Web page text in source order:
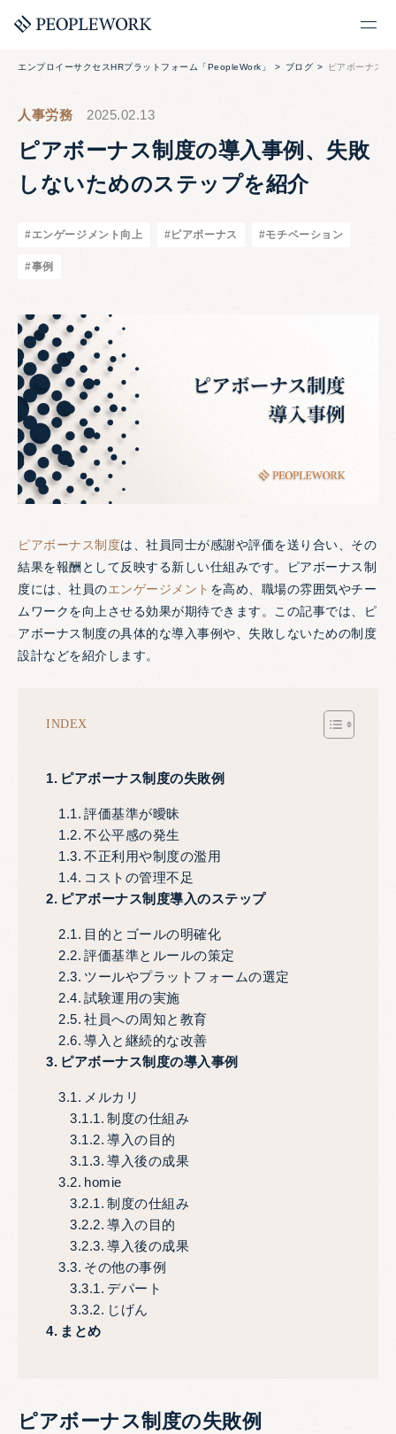
エンプロイーサクセスHRプラットフォーム「PeopleWork」 ブログ ピアボーナス
人事労務 2025.02.13
ピアボーナス制度の導入事例、失敗
しないためのステップを紹介
#エンゲージメント向上 #ピアボーナス #モチベーション
#事例
ピアボーナス制度は、社員同士が感謝や評価を送り合い、その
結果を報酬として反映する新しい仕組みです。ピアボーナス制
度には、社員のエンゲージメント を高め、職場の雰囲気やチー
ムワークを向上させる効果が期待できます。この記事では、ピ
アボーナス制度の具体的な導入事例や、失敗しないための制度
設計などを紹介します。
INDEX
ピアボーナス制度の失敗例
評価基準が曖昧
不公平感の発生
不正利用や制度の濫用
コストの管理不足
ピアボーナス制度導入のステップ
目的とゴールの明確化
評価基準とルールの策定
ツールやプラットフォームの選定
試験運用の実施
社員への周知と教育
導入と継続的な改善
ピアボーナス制度の導入事例
メルカリ
制度の仕組み
導入の目的
導入後の成果
homie
制度の仕組み
導入の目的
導入後の成果
その他の事例
デパート
じげん
まとめ
ピアボーナス制度の失敗例